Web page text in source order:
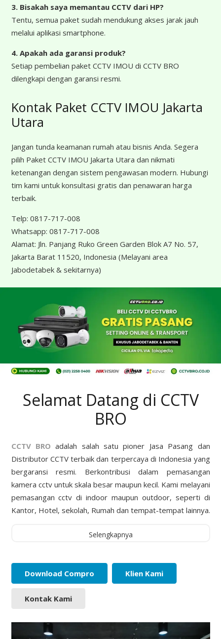
3. Bisakah saya memantau CCTV dari HP?
Tentu, semua paket sudah mendukung akses jarak jauh
melalui aplikasi smartphone.
4. Apakah ada garansi produk?
Setiap pembelian paket CCTV IMOU di CCTV BRO
dilengkapi dengan garansi resmi.
Kontak Paket CCTV IMOU Jakarta
Utara
Jangan tunda keamanan rumah atau bisnis Anda. Segera
pilih Paket CCTV IMOU Jakarta Utara dan nikmati
ketenangan dengan sistem pengawasan modern. Hubungi
tim kami untuk konsultasi gratis dan penawaran harga
terbaik.
Telp: 0817-717-008
Whatsapp: 0817-717-008
Alamat: Jln. Panjang Ruko Green Garden Blok A7 No. 57,
Jakarta Barat 11520, Indonesia (Melayani area
Jabodetabek & sekitarnya)
Selamat Datang di CCTV
BRO
CCTV BRO adalah salah satu pioner Jasa Pasang dan
Distributor CCTV terbaik dan terpercaya di Indonesia yang
bergaransi resmi. Berkontribusi dalam pemasangan
kamera cctv untuk skala besar maupun kecil. Kami melayani
pemasangan cctv di indoor maupun outdoor, seperti di
Kantor, Hotel, sekolah, Rumah dan tempat-tempat lainnya.
Selengkapnya
Download Compro Klien Kami
Kontak Kami